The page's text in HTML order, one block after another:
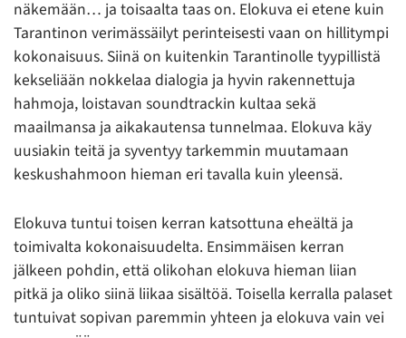
näkemään… ja toisaalta taas on. Elokuva ei etene kuin
Tarantinon verimässäilyt perinteisesti vaan on hillitympi
kokonaisuus. Siinä on kuitenkin Tarantinolle tyypillistä
kekseliään nokkelaa dialogia ja hyvin rakennettuja
hahmoja, loistavan soundtrackin kultaa sekä
maailmansa ja aikakautensa tunnelmaa. Elokuva käy
uusiakin teitä ja syventyy tarkemmin muutamaan
keskushahmoon hieman eri tavalla kuin yleensä.
Elokuva tuntui toisen kerran katsottuna eheältä ja
toimivalta kokonaisuudelta. Ensimmäisen kerran
jälkeen pohdin, että olikohan elokuva hieman liian
pitkä ja oliko siinä liikaa sisältöä. Toisella kerralla palaset
tuntuivat sopivan paremmin yhteen ja elokuva vain vei